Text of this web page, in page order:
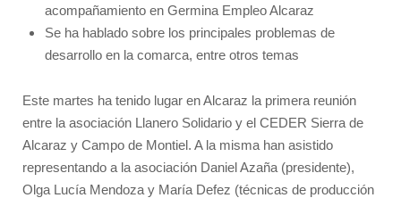
acompañamiento en Germina Empleo Alcaraz
Se ha hablado sobre los principales problemas de
desarrollo en la comarca, entre otros temas
Este martes ha tenido lugar en Alcaraz la primera reunión
entre la asociación Llanero Solidario y el CEDER Sierra de
Alcaraz y Campo de Montiel. A la misma han asistido
representando a la asociación Daniel Azaña (presidente),
Olga Lucía Mendoza y María Defez (técnicas de producción